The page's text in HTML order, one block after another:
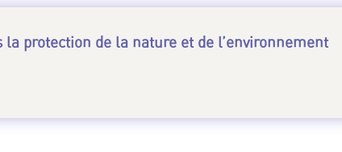
la protection de la nature et de l’environnement